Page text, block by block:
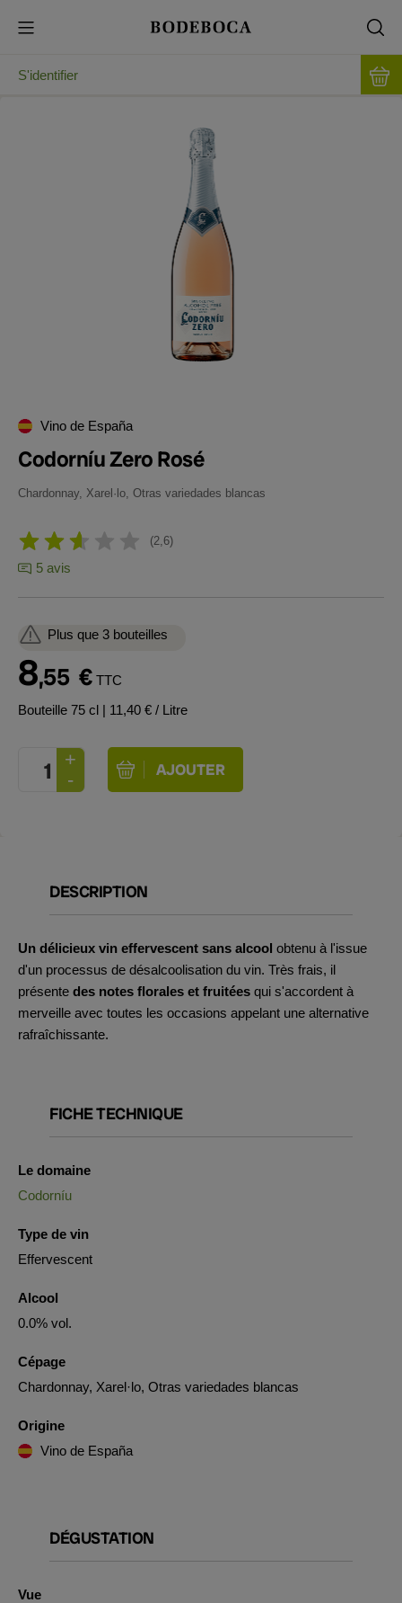
S'identifier
Vino de España
Codorníu Zero Rosé
Chardonnay, Xarel·lo, Otras variedades blancas
2,6
5 avis
Plus que 3 bouteilles
8,55 € TTC
Bouteille 75 cl | 11,40 € / Litre
DESCRIPTION
Un délicieux vin effervescent sans alcool obtenu à l'issue
d'un processus de désalcoolisation du vin. Très frais, il
présente des notes florales et fruitées qui s'accordent à
merveille avec toutes les occasions appelant une alternative
rafraîchissante.
FICHE TECHNIQUE
Le domaine
Codorníu
Type de vin
Effervescent
Alcool
0.0% vol.
Cépage
Chardonnay, Xarel·lo, Otras variedades blancas
Origine
Vino de España
DÉGUSTATION
Vue